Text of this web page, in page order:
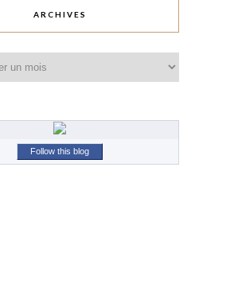
ARCHIVES
Follow this blog